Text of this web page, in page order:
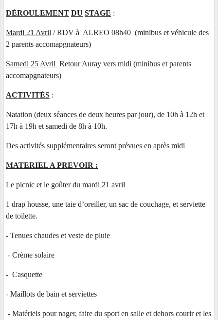
DÉROULEMENT DU STAGE :
Mardi 21 Avril / RDV à ALREO 08h40 (minibus et véhicule des
2 parents accomapgnateurs)
Samedi 25 Avril Retour Auray vers midi (minibus et parents
accomapgnateurs)
ACTIVITÉS :
Natation (deux séances de deux heures par jour), de 10h à 12h et
17h à 19h et samedi de 8h à 10h.
Des activités supplémentaires seront prévues en après midi
MATERIEL A PREVOIR :
Le picnic et le goûter du mardi 21 avril
1 drap housse, une taie d’oreiller, un sac de couchage, et serviette
de toilette.
- Tenues chaudes et veste de pluie
- Crème solaire
- Casquette
- Maillots de bain et serviettes
- Matériels pour nager, faire du sport en salle et dehors courir et les